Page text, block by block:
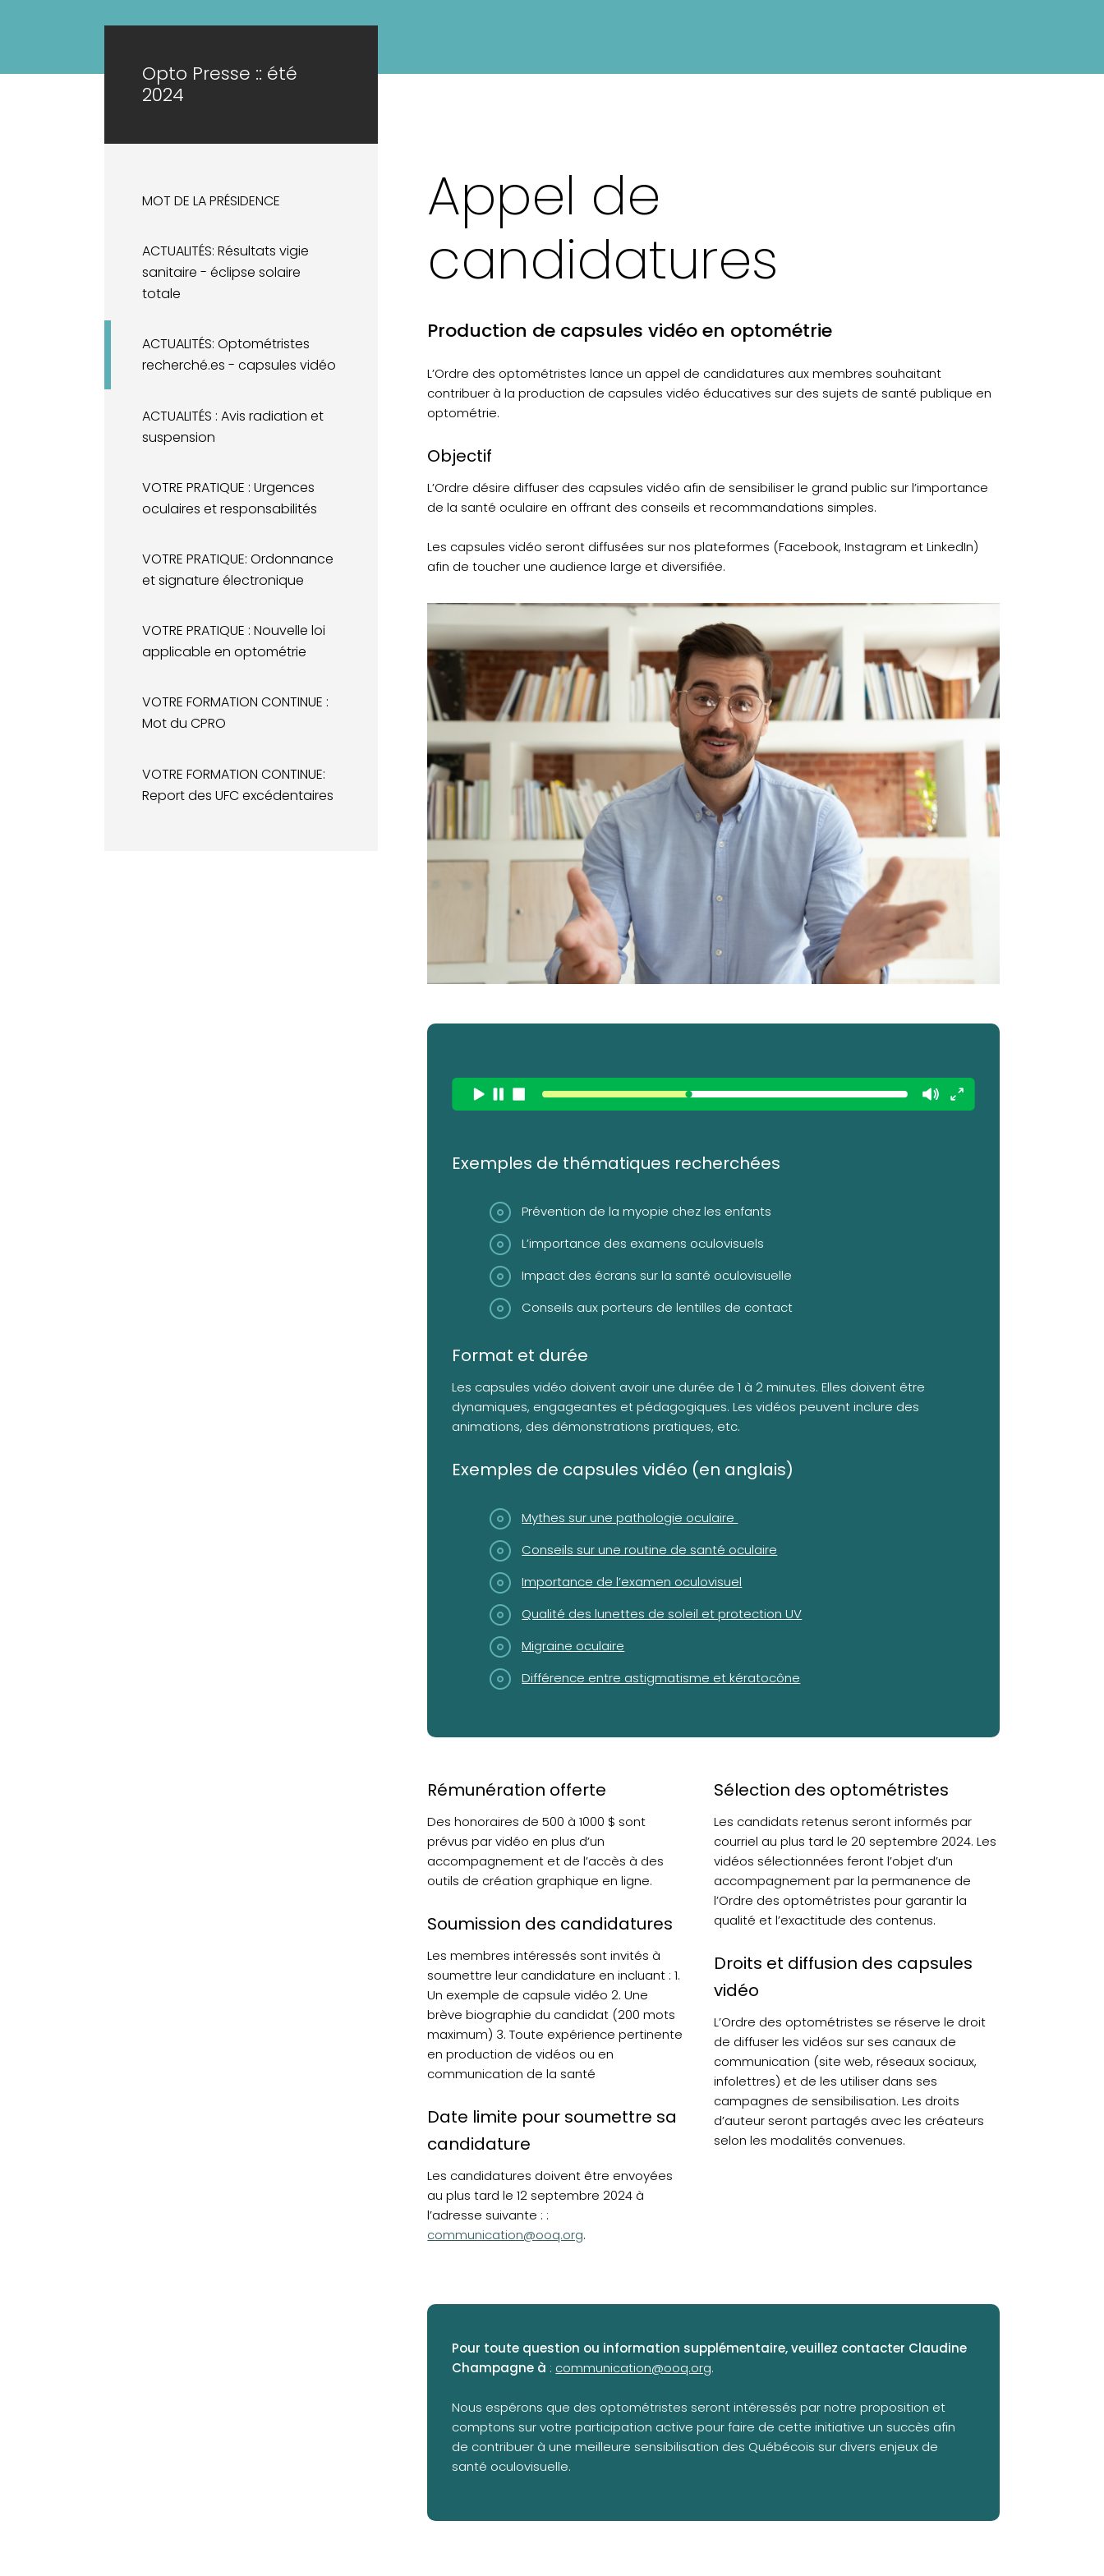
Opto Presse :: été
2024
MOT DE LA PRÉSIDENCE
ACTUALITÉS: Résultats vigie
sanitaire - éclipse solaire
totale
ACTUALITÉS: Optométristes
recherché.es - capsules vidéo
ACTUALITÉS : Avis radiation et
suspension
VOTRE PRATIQUE : Urgences
oculaires et responsabilités
VOTRE PRATIQUE: Ordonnance
et signature électronique
VOTRE PRATIQUE : Nouvelle loi
applicable en optométrie
VOTRE FORMATION CONTINUE :
Mot du CPRO
VOTRE FORMATION CONTINUE:
Report des UFC excédentaires
Appel de
candidatures
Production de capsules vidéo en optométrie
L’Ordre des optométristes lance un appel de candidatures aux membres souhaitant
contribuer à la production de capsules vidéo éducatives sur des sujets de santé publique en
optométrie.
Objectif
L’Ordre désire diffuser des capsules vidéo afin de sensibiliser le grand public sur l’importance
de la santé oculaire en offrant des conseils et recommandations simples.
Les capsules vidéo seront diffusées sur nos plateformes (Facebook, Instagram et LinkedIn)
afin de toucher une audience large et diversifiée.
Exemples de thématiques recherchées
Prévention de la myopie chez les enfants
L’importance des examens oculovisuels
Impact des écrans sur la santé oculovisuelle
Conseils aux porteurs de lentilles de contact
Format et durée
Les capsules vidéo doivent avoir une durée de 1 à 2 minutes. Elles doivent être
dynamiques, engageantes et pédagogiques. Les vidéos peuvent inclure des
animations, des démonstrations pratiques, etc.
Exemples de capsules vidéo (en anglais)
(opens in a new tab)
Mythes sur une pathologie oculaire
(opens in a new tab)
Conseils sur une routine de santé oculaire
(opens in a new tab)
Importance de l’examen oculovisuel
(opens in a new tab)
Qualité des lunettes de soleil et protection UV
(opens in a new tab)
Migraine oculaire
(opens in a new tab)
Différence entre astigmatisme et kératocône
Rémunération offerte
Des honoraires de 500 à 1000 $ sont
prévus par vidéo en plus d’un
accompagnement et de l’accès à des
outils de création graphique en ligne.
Soumission des candidatures
Les membres intéressés sont invités à
soumettre leur candidature en incluant : 1.
Un exemple de capsule vidéo 2. Une
brève biographie du candidat (200 mots
maximum) 3. Toute expérience pertinente
en production de vidéos ou en
communication de la santé
Date limite pour soumettre sa
candidature
Les candidatures doivent être envoyées
au plus tard le 12 septembre 2024 à
l’adresse suivante : :
communication@ooq.org.
Sélection des optométristes
Les candidats retenus seront informés par
courriel au plus tard le 20 septembre 2024. Les
vidéos sélectionnées feront l’objet d’un
accompagnement par la permanence de
l’Ordre des optométristes pour garantir la
qualité et l’exactitude des contenus.
Droits et diffusion des capsules
vidéo
L’Ordre des optométristes se réserve le droit
de diffuser les vidéos sur ses canaux de
communication (site web, réseaux sociaux,
infolettres) et de les utiliser dans ses
campagnes de sensibilisation. Les droits
d’auteur seront partagés avec les créateurs
selon les modalités convenues.
Pour toute question ou information supplémentaire, veuillez contacter Claudine
Champagne à : communication@ooq.org.
Nous espérons que des optométristes seront intéressés par notre proposition et
comptons sur votre participation active pour faire de cette initiative un succès afin
de contribuer à une meilleure sensibilisation des Québécois sur divers enjeux de
santé oculovisuelle.